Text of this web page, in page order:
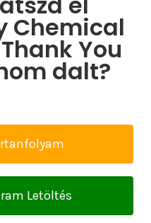
Chemical
You
dalt?
Letöltés